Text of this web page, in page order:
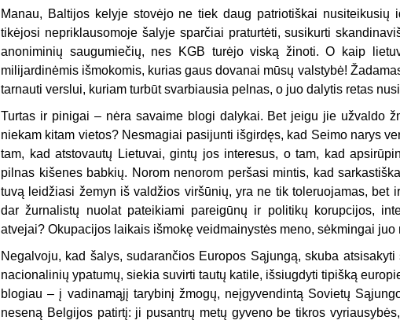
Manau, Baltijos kelyje stovėjo ne tiek daug patriotiškai nusiteikusių
tikėjosi nepriklausomoje šalyje sparčiai praturtėti, susikurti
anoniminių saugumiečių, nes KGB tu­rėjo viską žinoti. O kaip
milijardinėmis išmokomis, kurias gaus dovanai mūsų valstybė!
tarnauti verslui, kuriam turbūt svarbiausia pelnas, o juo dalytis retas
Turtas ir pinigai – nėra savaime blogi dalykai. Bet jeigu jie užvaldo
niekam kitam vietos? Nesmagiai pasijunti išgirdęs, kad Sei­mo narys
tam, kad atstovautų Lietuvai, gintų jos interesus, o tam, kad
pilnas kišenes babkių. Norom nenorom peršasi mintis, kad
tuvą leidžiasi žemyn iš valdžios viršūnių, yra ne tik toleruojamas, bet
dar žurnalistų nuolat pateikiami pareigūnų ir politikų korupci­jos,
atvejai? Okupacijos laikais išmokę veidmai­nystės meno, sėkmingai
Negalvoju, kad šalys, sudarančios Europos Sąjungą, skuba
nacionalinių ypatumų, siekia suvirti tautų katile, išsiugdyti tipišką
blogiau – į vadinamąjį tarybinį žmo­gų, neįgyvendintą Sovietų
neseną Belgijos patirtį: ji pusantrų metų gyveno be tikros